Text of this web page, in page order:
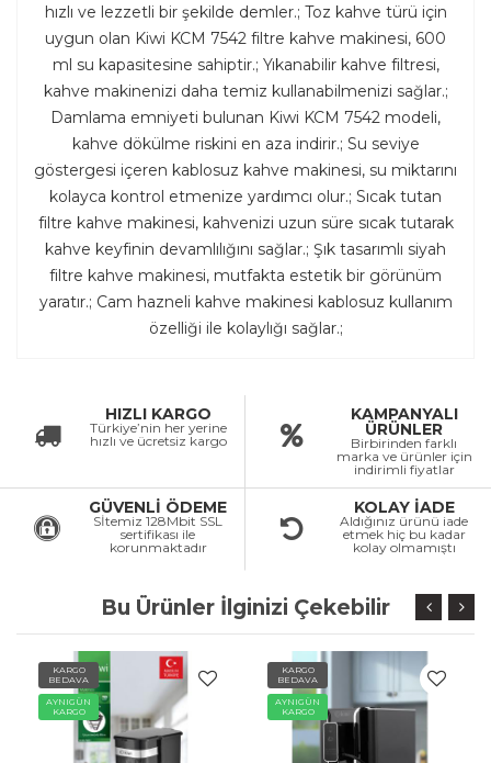
hızlı ve lezzetli bir şekilde demler.; Toz kahve türü için
uygun olan Kiwi KCM 7542 filtre kahve makinesi, 600
ml su kapasitesine sahiptir.; Yıkanabilir kahve filtresi,
kahve makinenizi daha temiz kullanabilmenizi sağlar.;
Damlama emniyeti bulunan Kiwi KCM 7542 modeli,
kahve dökülme riskini en aza indirir.; Su seviye
göstergesi içeren kablosuz kahve makinesi, su miktarını
kolayca kontrol etmenize yardımcı olur.; Sıcak tutan
filtre kahve makinesi, kahvenizi uzun süre sıcak tutarak
kahve keyfinin devamlılığını sağlar.; Şık tasarımlı siyah
filtre kahve makinesi, mutfakta estetik bir görünüm
yaratır.; Cam hazneli kahve makinesi kablosuz kullanım
özelliği ile kolaylığı sağlar.;
HIZLI KARGO
Türkiye’nin her yerine
hızlı ve ücretsiz kargo
KAMPANYALI
ÜRÜNLER
Birbirinden farklı
marka ve ürünler için
indirimli fiyatlar
GÜVENLİ ÖDEME
Sİtemiz 128Mbit SSL
sertifikası ile
korunmaktadır
KOLAY İADE
Aldığınız ürünü iade
etmek hiç bu kadar
kolay olmamıştı
Bu Ürünler İlginizi Çekebilir
KARGO
BEDAVA
AYNIGÜN
KARGO
KARGO
BEDAVA
AYNIGÜN
KARGO